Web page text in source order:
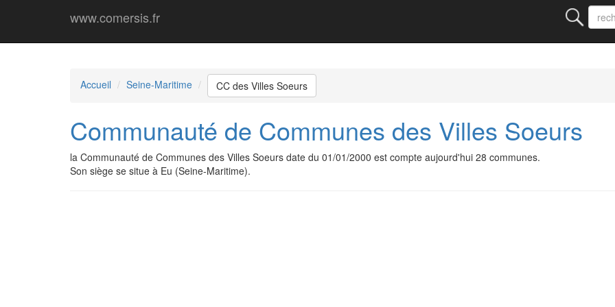
www.comersis.fr
Accueil Seine-Maritime CC des Villes Soeurs
Communauté de Communes des Villes Soeurs
la Communauté de Communes des Villes Soeurs date du 01/01/2000 est compte aujourd'hui 28 communes.
Son siège se situe à Eu (Seine-Maritime).